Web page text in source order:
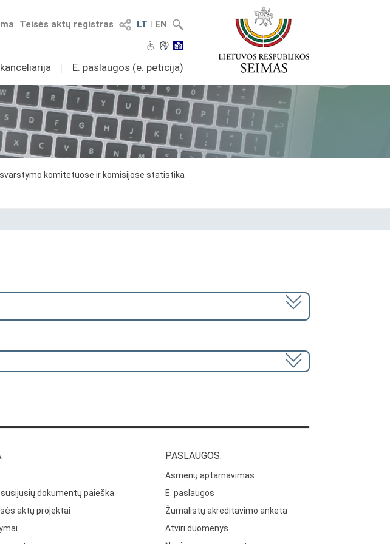
LT I EN
Teisės aktų registras
I E. paslaugos (e. peticija)
komitetuose ir komisijose statistika
dokumentų paieška
aktų projektai
PASLAUGOS:
Asmenų aptarnavimas
E. paslaugos
Žurnalistų akreditavimo anketa
Atviri duomenys